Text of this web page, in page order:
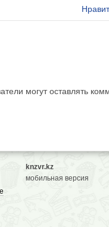
могут оставлять
knzvr.kz
мобильная версия